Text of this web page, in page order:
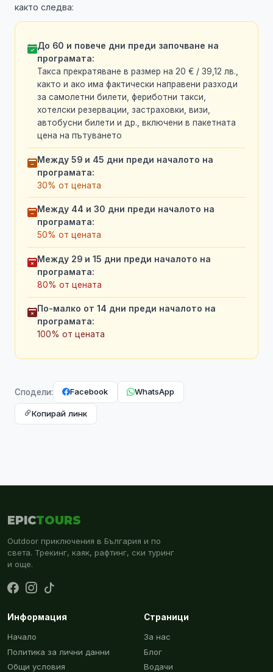
както следва:
До 60 и повече дни преди започване на
програмата:
Такса прекратяване в размер на 20 € / 39,12 лв.,
както и ако има фактически направени разходи
за самолетни билети, фериботни такси,
хотелски резервации, застраховки, визи,
автобусни билети и др., включени в пакетната
цена на пътуването
Между 59 и 45 дни преди началото на
програмата:
30% от цената
Между 44 и 30 дни преди началото на
програмата:
50% от цената
Между 29 и 15 дни преди началото на
програмата:
80% от цената
По-малко от 14 дни преди началото на
програмата:
100% от цената
Сподели: Facebook WhatsApp
Копирай линк
EPICTOURS
Outdoor приключения в България и по
света. Трекинг, каяк, рафтинг, ски туринг
и още.
Информация
Начало
Политика за лични данни
Общи условия
Страници
За нас
Блог
Водачи